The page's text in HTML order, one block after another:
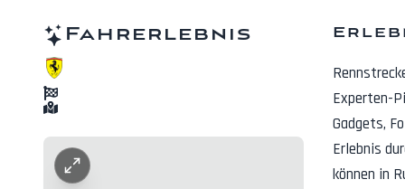
Fahrerlebnis
Experten-
Gadgets,
Erlebnis
können in